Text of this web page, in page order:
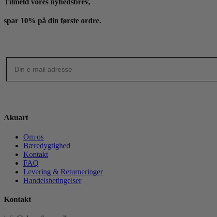
spar 10% på din første ordre.
Akuart
Om os
Bæredygtighed
Kontakt
FAQ
Levering & Returneringer
Handelsbetingelser
Kontakt